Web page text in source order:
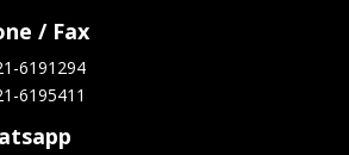
/ Fax
6191294
6195411